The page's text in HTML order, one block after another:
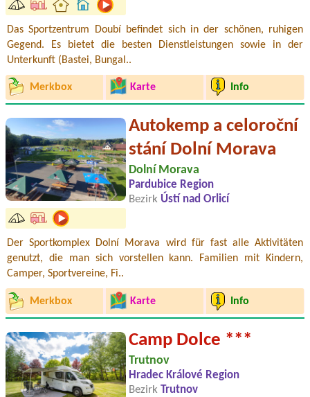
Das Sportzentrum Doubí befindet sich in der schönen, ruhigen
Gegend. Es bietet die besten Dienstleistungen sowie in der
Unterkunft (Bastei, Bungal..
Merkbox Karte Info
Autokemp a celoroční
stání Dolní Morava
Dolní Morava
Pardubice Region
Bezirk Ústí nad Orlicí
Der Sportkomplex Dolní Morava wird für fast alle Aktivitäten
genutzt, die man sich vorstellen kann. Familien mit Kindern,
Camper, Sportvereine, Fi..
Merkbox Karte Info
Camp Dolce ***
Trutnov
Hradec Králové Region
Bezirk
Trutnov